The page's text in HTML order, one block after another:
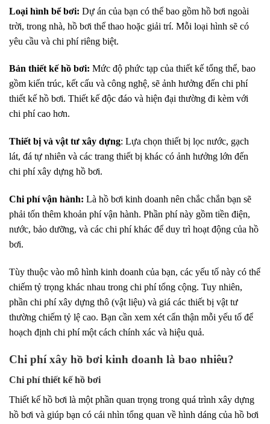
Loại hình bể bơi: Dự án của bạn có thể bao gồm hồ bơi ngoài
trời, trong nhà, hồ bơi thể thao hoặc giải trí. Mỗi loại hình sẽ có
yêu cầu và chi phí riêng biệt.
Bản thiết kế hồ bơi: Mức độ phức tạp của thiết kế tổng thể, bao
gồm kiến trúc, kết cấu và công nghệ, sẽ ảnh hưởng đến chi phí
thiết kế hồ bơi. Thiết kế độc đáo và hiện đại thường đi kèm với
chi phí cao hơn.
Thiết bị và vật tư xây dựng: Lựa chọn thiết bị lọc nước, gạch
lát, đá tự nhiên và các trang thiết bị khác có ảnh hưởng lớn đến
chi phí xây dựng hồ bơi.
Chi phí vận hành: Là hồ bơi kinh doanh nên chắc chắn bạn sẽ
phải tốn thêm khoản phí vận hành. Phần phí này gồm tiền điện,
nước, bảo dưỡng, và các chi phí khác để duy trì hoạt động của hồ
bơi.
Tùy thuộc vào mô hình kinh doanh của bạn, các yếu tố này có thể
chiếm tỷ trọng khác nhau trong chi phí tổng cộng. Tuy nhiên,
phần chi phí xây dựng thô (vật liệu) và giá các thiết bị vật tư
thường chiếm tỷ lệ cao. Bạn cần xem xét cẩn thận mỗi yếu tố để
hoạch định chi phí một cách chính xác và hiệu quả.
Chi phí xây hồ bơi kinh doanh là bao nhiêu?
Chi phí thiết kế hồ bơi
Thiết kế hồ bơi là một phần quan trọng trong quá trình xây dựng
hồ bơi và giúp bạn có cái nhìn tổng quan về hình dáng của hồ bơi